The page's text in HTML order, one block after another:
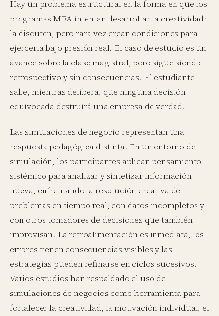
Hay un problema estructural en la forma en que los
programas MBA intentan desarrollar la creatividad:
la discuten, pero rara vez crean condiciones para
ejercerla bajo presión real. El caso de estudio es un
avance sobre la clase magistral, pero sigue siendo
retrospectivo y sin consecuencias. El estudiante
sabe, mientras delibera, que ninguna decisión
equivocada destruirá una empresa de verdad.
Las simulaciones de negocio representan una
respuesta pedagógica distinta. En un entorno de
simulación, los participantes aplican pensamiento
sistémico para analizar y sintetizar información
nueva, enfrentando la resolución creativa de
problemas en tiempo real, con datos incompletos y
con otros tomadores de decisiones que también
improvisan. La retroalimentación es inmediata, los
errores tienen consecuencias visibles y las
estrategias pueden refinarse en ciclos sucesivos.
Varios estudios han respaldado el uso de
simulaciones de negocios como herramienta para
fortalecer la creatividad, la motivación individual, el